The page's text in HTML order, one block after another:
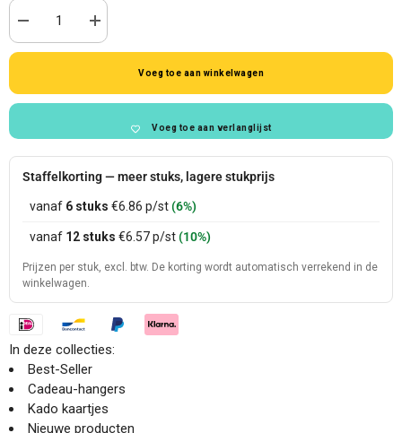
verminderen
voor
Two
Happy
Verhoog
de
hoeveelheid
Kadokaartje
We-
Two
Voeg toe aan winkelwagen
Voeg toe aan verlanglijst
Staffelkorting — meer stuks, lagere stukprijs
vanaf 6 stuks €6.86 p/st(6%)
vanaf 12 stuks €6.57p/st(10%)
Prijzen per stuk, excl. btw. De korting wordt automatisch verrekend in de
winkelwagen.
In deze collecties:
Best-Seller
Cadeau-hangers
Kado kaartjes
Nieuwe producten